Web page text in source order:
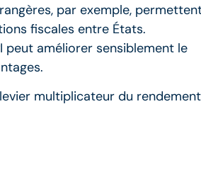
par exemple,
fiscales entre États.
peut améliorer sensiblement le
multiplicateur du